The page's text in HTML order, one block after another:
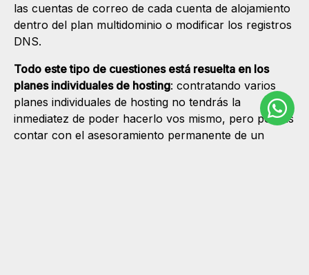
las cuentas de correo de cada cuenta de alojamiento
dentro del plan multidominio o modificar los registros
DNS.
Todo este tipo de cuestiones está resuelta en los
planes individuales de hosting: contratando varios
planes individuales de hosting no tendrás la
inmediatez de poder hacerlo vos mismo, pero podrás
contar con el asesoramiento permanente de un